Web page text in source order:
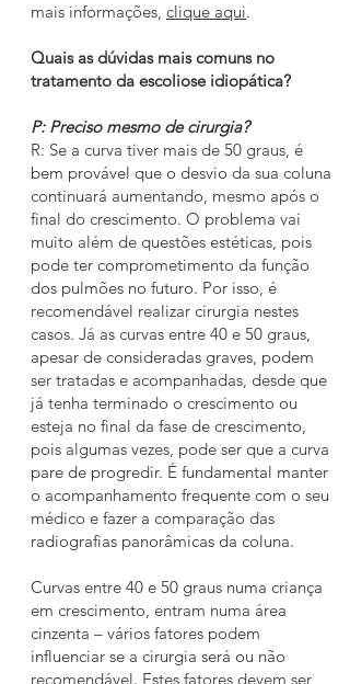
mais informações, clique aqui.
Quais as dúvidas mais comuns no
tratamento da escoliose idiopática?
P: Preciso mesmo de cirurgia?
R: Se a curva tiver mais de 50 graus, é
bem provável que o desvio da sua coluna
continuará aumentando, mesmo após o
final do crescimento. O problema vai
muito além de questões estéticas, pois
pode ter comprometimento da função
dos pulmões no futuro. Por isso, é
recomendável realizar cirurgia nestes
casos. Já as curvas entre 40 e 50 graus,
apesar de consideradas graves, podem
ser tratadas e acompanhadas, desde que
já tenha terminado o crescimento ou
esteja no final da fase de crescimento,
pois algumas vezes, pode ser que a curva
pare de progredir. É fundamental manter
o acompanhamento frequente com o seu
médico e fazer a comparação das
radiografias panorâmicas da coluna.
Curvas entre 40 e 50 graus numa criança
em crescimento, entram numa área
cinzenta – vários fatores podem
influenciar se a cirurgia será ou não
recomendável. Estes fatores devem ser